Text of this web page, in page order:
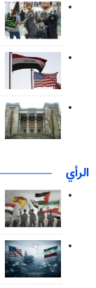
الرأي